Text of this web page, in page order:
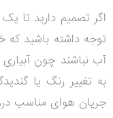
اگر تصمیم دارید تا
توجه داشته باشید
آب نباشند چون
به تغییر رنگ یا
جریان هوای مناسب